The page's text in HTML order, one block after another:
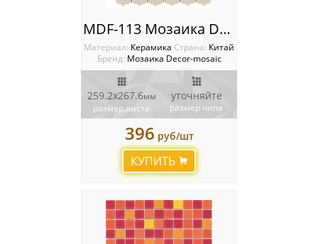
MDF-113 Мозаика Decor-mosaic
Материал: Керамика Cтрана: Китай
Бренд: Мозаика Decor-mosaic
259.2х267.6мм
размер листа
уточняйте
размер чипа
396 руб/шт
КУПИТЬ